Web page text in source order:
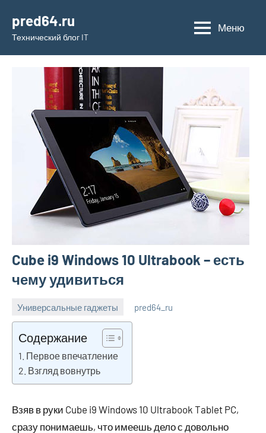
содержимому
pred64.ru
Технический блог IT
Меню
Cube i9 Windows 10 Ultrabook – есть
чему удивиться
Универсальные гаджеты
2023
pred64_ru
Содержание
Первое впечатление
Взгляд вовнутрь
Взяв в руки Cube i9 Windows 10 Ultrabook Tablet PC,
сразу понимаешь, что имеешь дело с довольно